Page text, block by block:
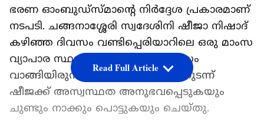
ഭരണ ഓംബുഡ്സ്മാന്‍റെ നിർദ്ദേശ പ്രകാരമാണ്
നടപടി. ചങ്ങനാശ്ശേരി സ്വദേശിനി ഷീജാ നിഷാദ്
കഴിഞ്ഞ ദിവസം വണ്ടിപ്പെരിയാറിലെ ഒരു മാംസ
വ്യാപാര സ്ഥാപനത്തിൽ നിന്ന് മാംസം
വാങ്ങിയിരുന്നു. ഇത് കഴിച്ചതിനെ തുടന്ന്
ഷീജക്ക് അസ്വസ്ഥത അനുഭവപ്പെടുകയും
ചുണ്ടും നാക്കും പൊട്ടുകയും ചെയ്തു.
Read Full Article